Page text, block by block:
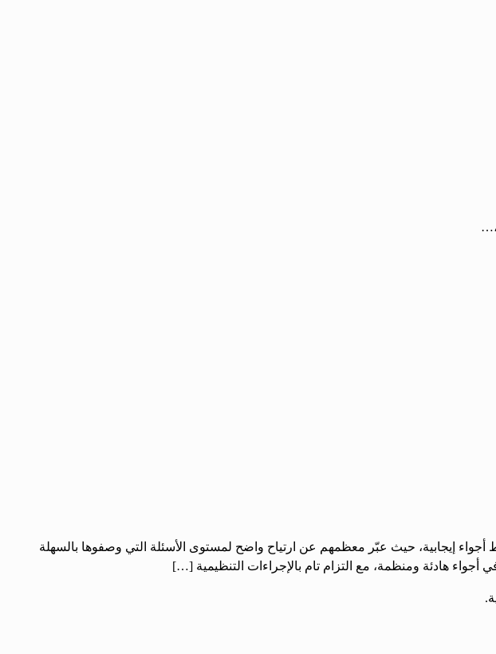
وسط أجواء إيجابية، حيث عبّر معظمهم عن ارتياح واضح لمستوى الأسئلة التي وصفوها بالسهلة
هادئة ومنظمة، مع التزام تام بالإجراءات التنظيمية […]